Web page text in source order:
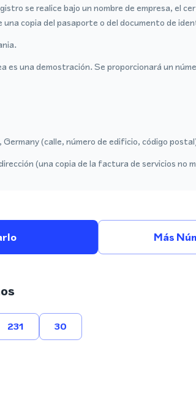
se realice bajo un nombre de empresa, el
una copia del pasaporte o del documento de
es una demostración. Se proporcionará un
(calle, número de edificio, código
(una copia de la factura de servicios no
Más
231 30